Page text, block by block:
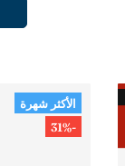
الأكثر شهرة
-31%